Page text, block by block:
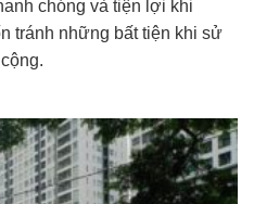
chóng và tiện lợi khi
tránh những bất tiện khi sử